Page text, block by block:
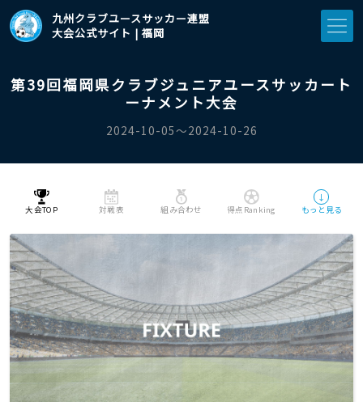
九州クラブユースサッカー連盟
大会公式サイト | 福岡
第39回福岡県クラブジュニアユースサッカート
ーナメント大会
2024-10-05〜2024-10-26
大会TOP 対戦表 組み合わせ 得点Ranking
↓
もっと見る